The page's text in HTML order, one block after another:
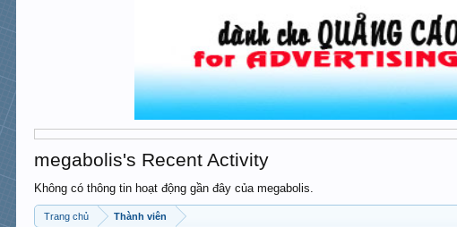
megabolis's Recent Activity
Không có thông tin hoạt động gần đây của megabolis.
Trang chủ Thành viên